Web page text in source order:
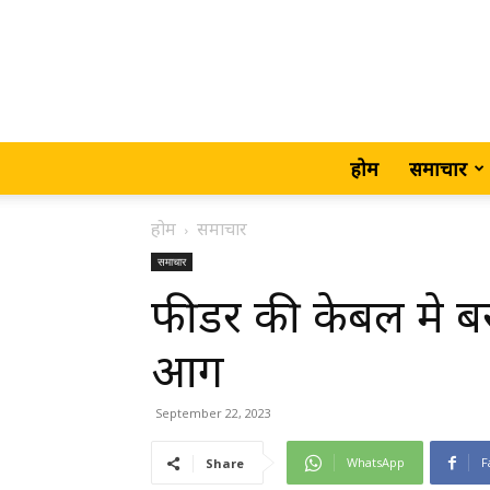
होम समाचार
होम समाचार
समाचार
फीडर की केबल मे
आग
September 22, 2023
Share WhatsApp